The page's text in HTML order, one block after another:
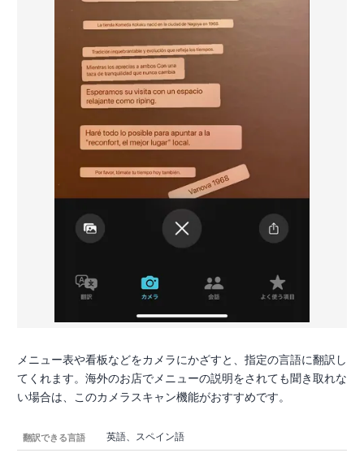
メニュー表や看板などをカメラにかざすと、指定の言語に翻訳し
てくれます。海外のお店でメニューの説明をされても聞き取れな
い場合は、このカメラスキャン機能がおすすめです。
翻訳できる言語 英語、スペイン語